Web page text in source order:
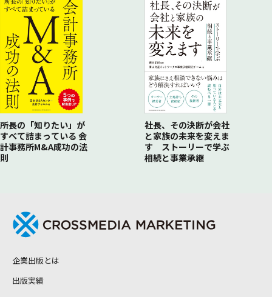
所長の「知りたい」が
すべて詰まっている 会
計事務所M&A成功の法
則
社長、その決断が会社
と家族の未来を変えま
す ストーリーで学ぶ
相続と事業承継
企業出版とは
出版実績